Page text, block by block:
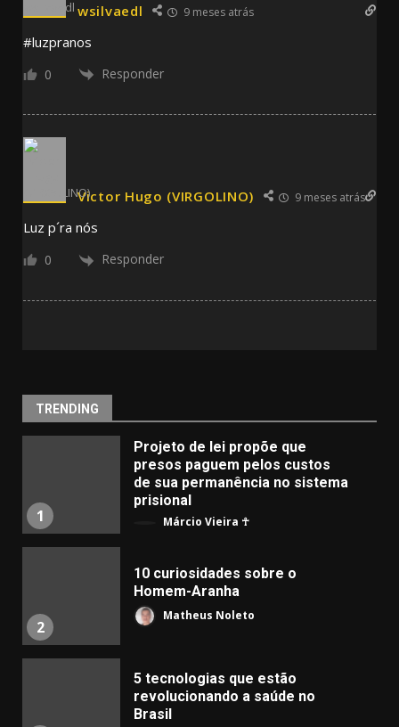
wsilvaedl 9 meses atrás
#luzpranos
0 Responder
Victor Hugo (VIRGOLINO) 9 meses atrás
Luz p´ra nós
0 Responder
TRENDING
1
Projeto de lei propõe que
presos paguem pelos custos
de sua permanência no sistema
prisional
Márcio Vieira ☥
2
10 curiosidades sobre o
Homem-Aranha
Matheus Noleto
5 tecnologias que estão
revolucionando a saúde no
Brasil